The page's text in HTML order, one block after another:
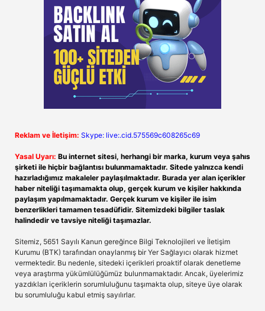
Reklam ve İletişim: Skype: live:.cid.575569c608265c69
Yasal Uyarı: Bu internet sitesi, herhangi bir marka, kurum veya şahıs
şirketi ile hiçbir bağlantısı bulunmamaktadır. Sitede yalnızca kendi
hazırladığımız makaleler paylaşılmaktadır. Burada yer alan içerikler
haber niteliği taşımamakta olup, gerçek kurum ve kişiler hakkında
paylaşım yapılmamaktadır. Gerçek kurum ve kişiler ile isim
benzerlikleri tamamen tesadüfidir. Sitemizdeki bilgiler taslak
halindedir ve tavsiye niteliği taşımazlar.
Sitemiz, 5651 Sayılı Kanun gereğince Bilgi Teknolojileri ve İletişim
Kurumu (BTK) tarafından onaylanmış bir Yer Sağlayıcı olarak hizmet
vermektedir. Bu nedenle, sitedeki içerikleri proaktif olarak denetleme
veya araştırma yükümlülüğümüz bulunmamaktadır. Ancak, üyelerimiz
yazdıkları içeriklerin sorumluluğunu taşımakta olup, siteye üye olarak
bu sorumluluğu kabul etmiş sayılırlar.